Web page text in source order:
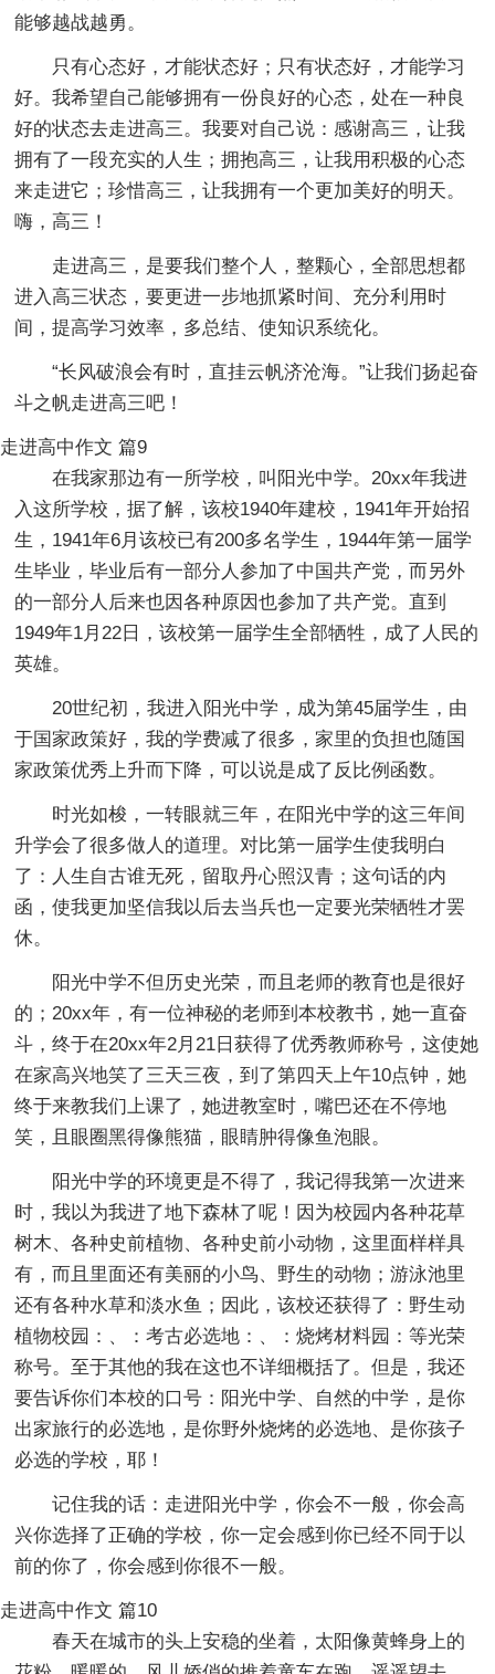
能够越战越勇。
只有心态好，才能状态好；只有状态好，才能学习
好。我希望自己能够拥有一份良好的心态，处在一种良
好的状态去走进高三。我要对自己说：感谢高三，让我
拥有了一段充实的人生；拥抱高三，让我用积极的心态
来走进它；珍惜高三，让我拥有一个更加美好的明天。
嗨，高三！
走进高三，是要我们整个人，整颗心，全部思想都
进入高三状态，要更进一步地抓紧时间、充分利用时
间，提高学习效率，多总结、使知识系统化。
“长风破浪会有时，直挂云帆济沧海。”让我们扬起奋
斗之帆走进高三吧！
走进高中作文 篇9
在我家那边有一所学校，叫阳光中学。20xx年我进
入这所学校，据了解，该校1940年建校，1941年开始招
生，1941年6月该校已有200多名学生，1944年第一届学
生毕业，毕业后有一部分人参加了中国共产党，而另外
的一部分人后来也因各种原因也参加了共产党。直到
1949年1月22日，该校第一届学生全部牺牲，成了人民的
英雄。
20世纪初，我进入阳光中学，成为第45届学生，由
于国家政策好，我的学费减了很多，家里的负担也随国
家政策优秀上升而下降，可以说是成了反比例函数。
时光如梭，一转眼就三年，在阳光中学的这三年间
升学会了很多做人的道理。对比第一届学生使我明白
了：人生自古谁无死，留取丹心照汉青；这句话的内
函，使我更加坚信我以后去当兵也一定要光荣牺牲才罢
休。
阳光中学不但历史光荣，而且老师的教育也是很好
的；20xx年，有一位神秘的老师到本校教书，她一直奋
斗，终于在20xx年2月21日获得了优秀教师称号，这使她
在家高兴地笑了三天三夜，到了第四天上午10点钟，她
终于来教我们上课了，她进教室时，嘴巴还在不停地
笑，且眼圈黑得像熊猫，眼睛肿得像鱼泡眼。
阳光中学的环境更是不得了，我记得我第一次进来
时，我以为我进了地下森林了呢！因为校园内各种花草
树木、各种史前植物、各种史前小动物，这里面样样具
有，而且里面还有美丽的小鸟、野生的动物；游泳池里
还有各种水草和淡水鱼；因此，该校还获得了：野生动
植物校园：、：考古必选地：、：烧烤材料园：等光荣
称号。至于其他的我在这也不详细概括了。但是，我还
要告诉你们本校的口号：阳光中学、自然的中学，是你
出家旅行的必选地，是你野外烧烤的必选地、是你孩子
必选的学校，耶！
记住我的话：走进阳光中学，你会不一般，你会高
兴你选择了正确的学校，你一定会感到你已经不同于以
前的你了，你会感到你很不一般。
走进高中作文 篇10
春天在城市的头上安稳的坐着，太阳像黄蜂身上的